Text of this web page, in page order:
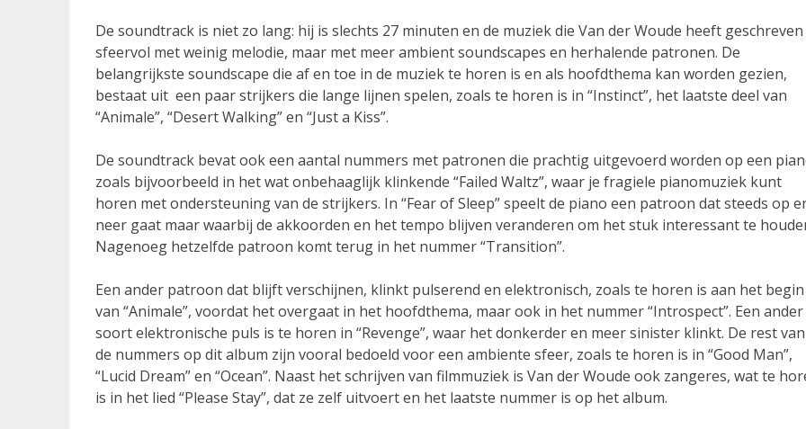
De soundtrack is niet zo lang: hij is slechts 27 minuten en de muziek die Van der Woude heeft geschreven
sfeervol met weinig melodie, maar met meer ambient soundscapes en herhalende patronen. De
belangrijkste soundscape die af en toe in de muziek te horen is en als hoofdthema kan worden gezien,
bestaat uit een paar strijkers die lange lijnen spelen, zoals te horen is in “Instinct”, het laatste deel van
“Animale”, “Desert Walking” en “Just a Kiss”.
De soundtrack bevat ook een aantal nummers met patronen die prachtig uitgevoerd worden op een
zoals bijvoorbeeld in het wat onbehaaglijk klinkende “Failed Waltz”, waar je fragiele pianomuziek kunt
horen met ondersteuning van de strijkers. In “Fear of Sleep” speelt de piano een patroon dat steeds op
neer gaat maar waarbij de akkoorden en het tempo blijven veranderen om het stuk interessant te
Nagenoeg hetzelfde patroon komt terug in het nummer “Transition”.
Een ander patroon dat blijft verschijnen, klinkt pulserend en elektronisch, zoals te horen is aan het begin
van “Animale”, voordat het overgaat in het hoofdthema, maar ook in het nummer “Introspect”. Een ander
soort elektronische puls is te horen in “Revenge”, waar het donkerder en meer sinister klinkt. De rest van
de nummers op dit album zijn vooral bedoeld voor een ambiente sfeer, zoals te horen is in “Good Man”,
“Lucid Dream” en “Ocean”. Naast het schrijven van filmmuziek is Van der Woude ook zangeres, wat te
is in het lied “Please Stay”, dat ze zelf uitvoert en het laatste nummer is op het album.